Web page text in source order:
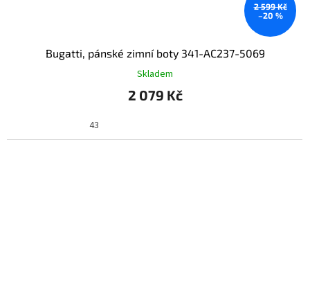
2 599 Kč
–20 %
Bugatti, pánské zimní boty 341-AC237-5069
Skladem
2 079 Kč
43